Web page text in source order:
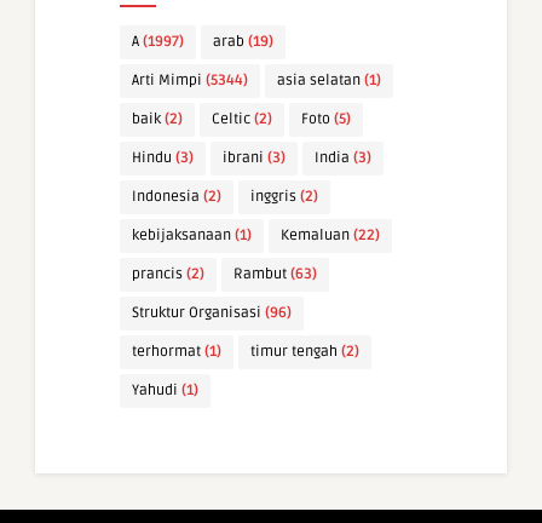
A (1997) arab (19)
Arti Mimpi (5344) asia selatan (1)
baik (2) Celtic (2) Foto (5)
Hindu (3) ibrani (3) India (3)
Indonesia (2) inggris (2)
kebijaksanaan (1) Kemaluan (22)
prancis (2) Rambut (63)
Struktur Organisasi (96)
terhormat (1) timur tengah (2)
Yahudi (1)